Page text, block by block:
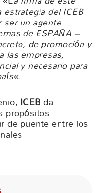
del ICEB
ser un agente
de ESPAÑA –
de promoción y
las empresas,
y necesario para
«.
ICEBda
propósitos
de puente entre los